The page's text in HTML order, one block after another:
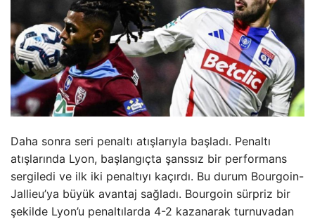
Daha sonra seri penaltı atışlarıyla başladı. Penaltı
atışlarında Lyon, başlangıçta şanssız bir performans
sergiledi ve ilk iki penaltıyı kaçırdı. Bu durum Bourgoin-
Jallieu’ya büyük avantaj sağladı. Bourgoin sürpriz bir
şekilde Lyon’u penaltılarda 4-2 kazanarak turnuvadan